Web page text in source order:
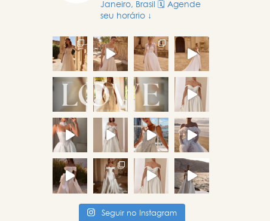
Janeiro, Brasil
🗓️ Agende
seu horário ↓
Seguir no Instagram